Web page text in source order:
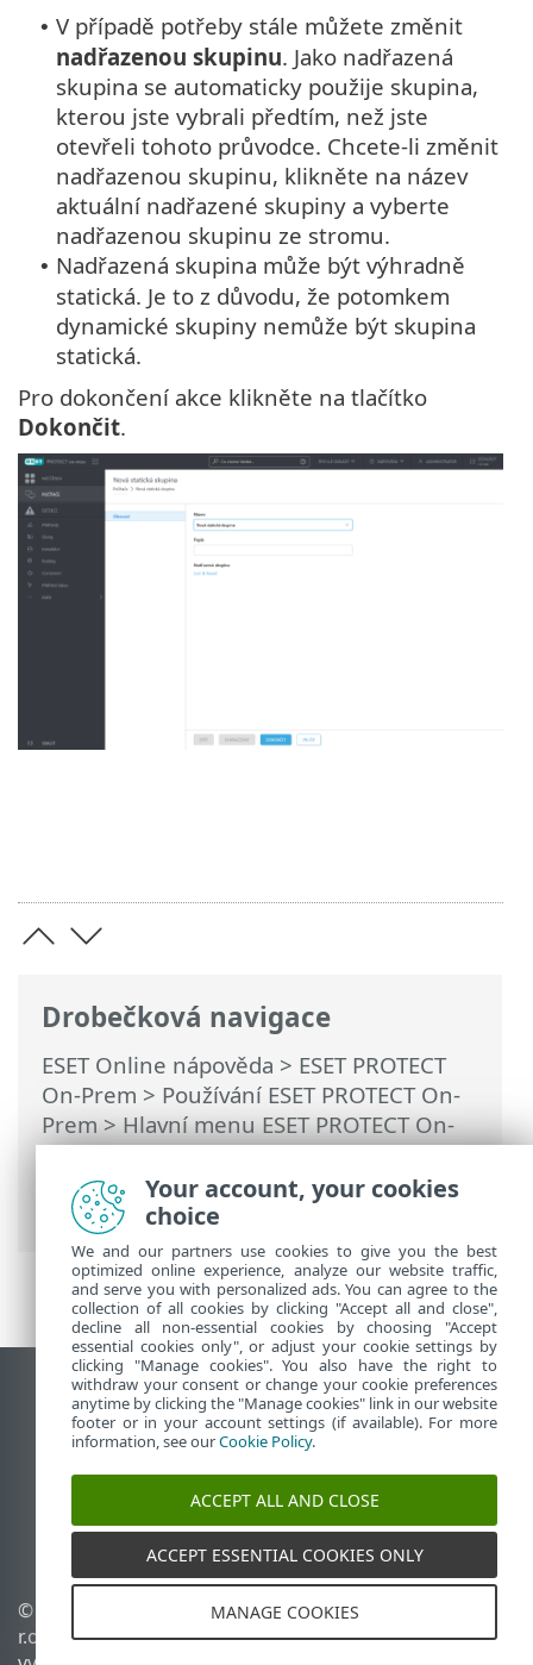
Drobečková navigace
ESET Online nápověda > ESET PROTECT
On-Prem > Používání ESET PROTECT On-
Prem>Hlavní menu ESET PROTECT On-
Prem>Počítače>Skupiny>Statické
skupiny> Vytvoření nové statické
skupiny
• V případě potřeby stále můžete změnit
nadřazenou skupinu. Jako nadřazená
skupina se automaticky použije skupina,
kterou jste vybrali předtím, než jste
otevřeli tohoto průvodce. Chcete-li změnit
nadřazenou skupinu, klikněte na název
aktuální nadřazené skupiny a vyberte
nadřazenou skupinu ze stromu.
• Nadřazená skupina může být výhradně
statická. Je to z důvodu, že potomkem
dynamické skupiny nemůže být skupina
statická.
Pro dokončení akce klikněte na tlačítko
Dokončit.
Zobrazit verzi pro počítač
End of Life
ESET Databáze znalostí
ESET Forum
ESET Status Portal
Regionální podpora
© 1992 - 2026 ESET, spol. s
r.o. - Všechna práva
Spravovat cookies
Zásady používání souborů
Your account, your cookies
choice
We and our partners use cookies to give you the best
optimized online experience, analyze our website traffic,
and serve you with personalized ads. You can agree to the
collection of all cookies by clicking "Accept all and close",
decline all non-essential cookies by choosing "Accept
essential cookies only", or adjust your cookie settings by
clicking "Manage cookies". You also have the right to
withdraw your consent or change your cookie preferences
anytime by clicking the "Manage cookies" link in our website
footer or in your account settings (if available). For more
information, see ourCookie Policy.
ACCEPT ALL AND CLOSE
ACCEPT ESSENTIAL COOKIES ONLY
MANAGE COOKIES